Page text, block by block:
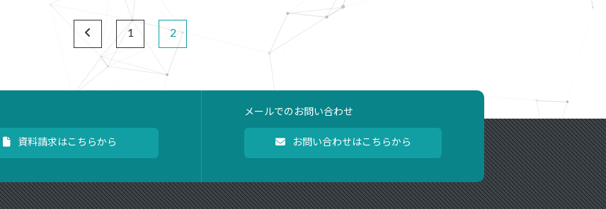
1 2
資料請求はこちらから
メールでのお問い合わせ
お問い合わせはこちらから